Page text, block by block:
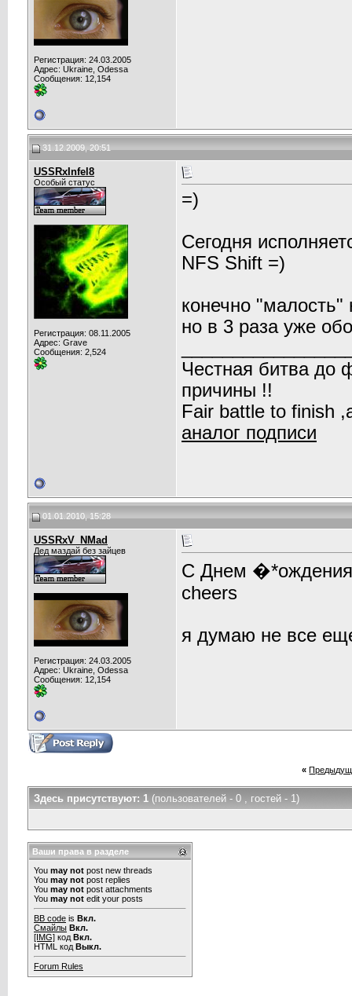
Регистрация: 24.03.2005
Адрес: Ukraine, Odessa
Сообщения: 12,154
31.12.2009, 20:51
USSRxInfel8
Особый статус
Регистрация: 08.11.2005
Адрес: Grave
Сообщения: 2,524
=)
Сегодня
NFS Shift =)
конечно "малость"
но в 3 раза уже
Честная битва до
причины !!
Fair battle to finish
аналог подписи
01.01.2010, 15:28
USSRxV_NMad
Дед маздай без зайцев
Регистрация: 24.03.2005
Адрес: Ukraine, Odessa
Сообщения: 12,154
С Днем
cheers
я думаю не все
«
Здесь присутствуют: 1 (пользователей - 0 , гостей - 1)
Ваши права в разделе
You may not post new threads
You may not post replies
You may not post attachments
You may not edit your posts
BB code is Вкл.
Смайлы Вкл.
[IMG] код Вкл.
HTML код Выкл.
Forum Rules